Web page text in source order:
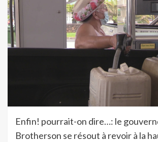
Enfin! pourrait-on dire…: le
Brotherson se résout à revoir à la